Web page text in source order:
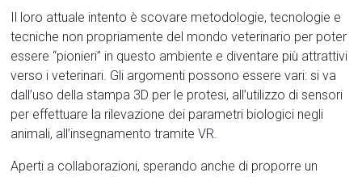
Il loro attuale intento è scovare metodologie, tecnologie e
tecniche non propriamente del mondo veterinario per poter
essere “pionieri” in questo ambiente e diventare più attrattivi
verso i veterinari. Gli argomenti possono essere vari: si va
dall’uso della stampa 3D per le protesi, all’utilizzo di sensori
per effettuare la rilevazione dei parametri biologici negli
animali, all’insegnamento tramite VR.
Aperti a collaborazioni, sperando anche di proporre un